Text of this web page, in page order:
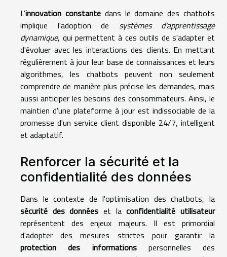
L'innovation constantedans le domaine des chatbots
implique l'adoption de systèmes d'apprentissage
dynamique, qui permettent à ces outils de s'adapter et
d'évoluer avec les interactions des clients. En mettant
régulièrement à jour leur base de connaissances et leurs
algorithmes, les chatbots peuvent non seulement
comprendre de manière plus précise les demandes, mais
aussi anticiper les besoins des consommateurs. Ainsi, le
maintien d'une plateforme à jour est indissociable de la
promesse d'un service client disponible 24/7, intelligent
et adaptatif.
Renforcer la sécurité et la
confidentialité des données
Dans le contexte de l'optimisation des chatbots, la
sécurité des données et laconfidentialité utilisateur
représentent des enjeux majeurs. Il est primordial
d'adopter des mesures strictes pour garantir la
protection des informationspersonnelles des